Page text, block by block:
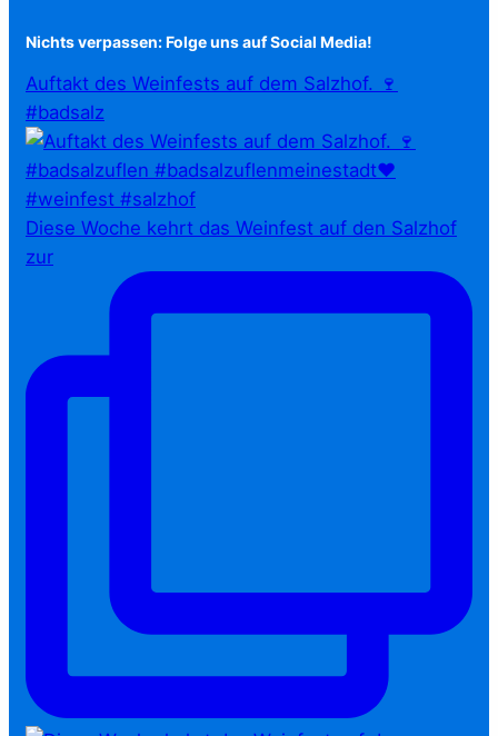
Nichts verpassen: Folge uns auf Social Media!
Auftakt des Weinfests auf dem Salzhof. 🍷
#badsalz
Diese Woche kehrt das Weinfest auf den Salzhof
zur